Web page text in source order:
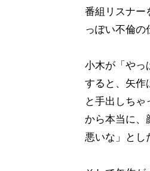
番組リスナー
っぽい不倫の
小木が「やっ
すると、矢作
と手出しち
から本当に、
悪いな」とし